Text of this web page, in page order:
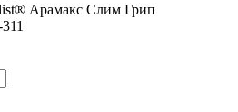
Арамакс Слим Грип